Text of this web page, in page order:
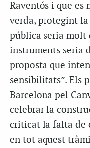
Raventós i que es
verda, protegint
pública seria molt
instruments seria
proposta que
sensibilitats”. Els
Barcelona pel
celebrar la
criticat la falta de
en tot aquest